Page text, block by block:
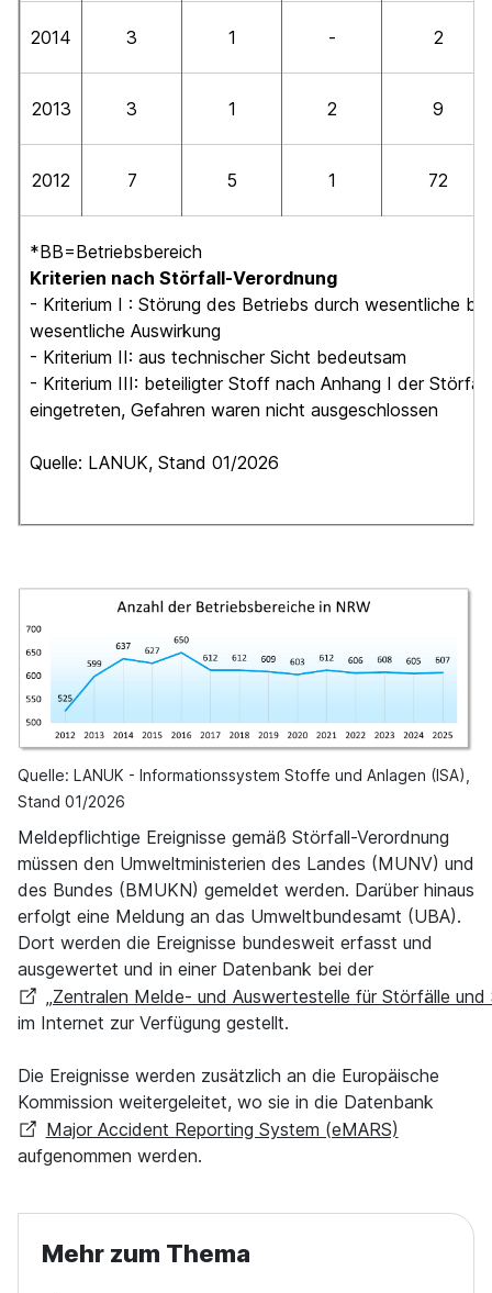
2014 3 1 - 2
2013 3 1 2 9
2012 7 5 1 72
*BB=Betriebsbereich
Kriterien nach Störfall-Verordnung
- Kriterium I : Störung des Betriebs durch wesentliche
wesentliche Auswirkung
- Kriterium II: aus technischer Sicht bedeutsam
- Kriterium III: beteiligter Stoff nach Anhang I der
eingetreten, Gefahren waren nicht ausgeschlossen
Quelle: LANUK, Stand 01/2026
Quelle: LANUK - Informationssystem Stoffe und Anlagen (ISA),
Stand 01/2026
Meldepflichtige Ereignisse gemäß Störfall-Verordnung
müssen den Umweltministerien des Landes (MUNV) und
des Bundes (BMUKN) gemeldet werden. Darüber hinaus
erfolgt eine Meldung an das Umweltbundesamt (UBA).
Dort werden die Ereignisse bundesweit erfasst und
ausgewertet und in einer Datenbank bei der
„Zentralen Melde- und Auswertestelle für Störfälle
im Internet zur Verfügung gestellt.
Die Ereignisse werden zusätzlich an die Europäische
Kommission weitergeleitet, wo sie in die Datenbank
Major Accident Reporting System (eMARS)
aufgenommen werden.
Mehr zum Thema